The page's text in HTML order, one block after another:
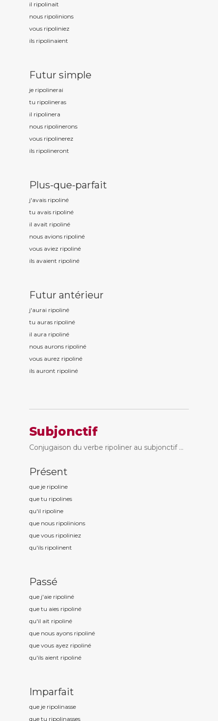
il ripolinait
nous ripolinions
vous ripoliniez
ils ripolinaient
Futur simple
je ripolinerai
tu ripolineras
il ripolinera
nous ripolinerons
vous ripolinerez
ils ripolineront
Plus-que-parfait
j'avais ripoliné
tu avais ripoliné
il avait ripoliné
nous avions ripoliné
vous aviez ripoliné
ils avaient ripoliné
Futur antérieur
j'aurai ripoliné
tu auras ripoliné
il aura ripoliné
nous aurons ripoliné
vous aurez ripoliné
ils auront ripoliné
Subjonctif
Conjugaison du verbe ripoliner au subjonctif ...
Présent
que je ripoline
que tu ripolines
qu'il ripoline
que nous ripolinions
que vous ripoliniez
qu'ils ripolinent
Passé
que j'aie ripoliné
que tu aies ripoliné
qu'il ait ripoliné
que nous ayons ripoliné
que vous ayez ripoliné
qu'ils aient ripoliné
Imparfait
que je ripolinasse
que tu ripolinasses